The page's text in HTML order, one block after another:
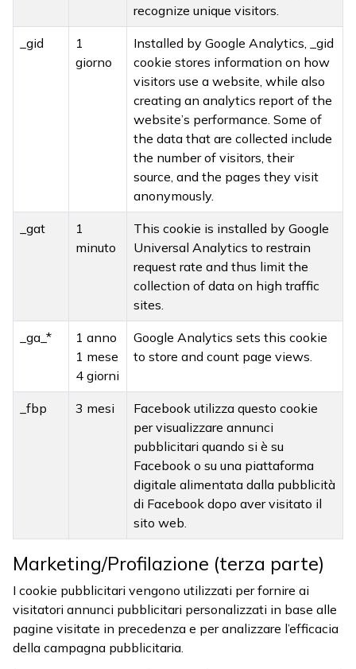
recognize unique visitors.
_gid
1
giorno
Installed by Google Analytics, _gid
cookie stores information on how
visitors use a website, while also
creating an analytics report of the
website’s performance. Some of
the data that are collected include
the number of visitors, their
source, and the pages they visit
anonymously.
_gat
1
minuto
This cookie is installed by Google
Universal Analytics to restrain
request rate and thus limit the
collection of data on high traffic
sites.
_ga_*
1 anno
1 mese
4 giorni
Google Analytics sets this cookie
to store and count page views.
_fbp 3 mesi
Facebook utilizza questo cookie
per visualizzare annunci
pubblicitari quando si è su
Facebook o su una piattaforma
digitale alimentata dalla pubblicità
di Facebook dopo aver visitato il
sito web.
Marketing/Profilazione (terza parte)
I cookie pubblicitari vengono utilizzati per fornire ai
visitatori annunci pubblicitari personalizzati in base alle
pagine visitate in precedenza e per analizzare l’efficacia
della campagna pubblicitaria.